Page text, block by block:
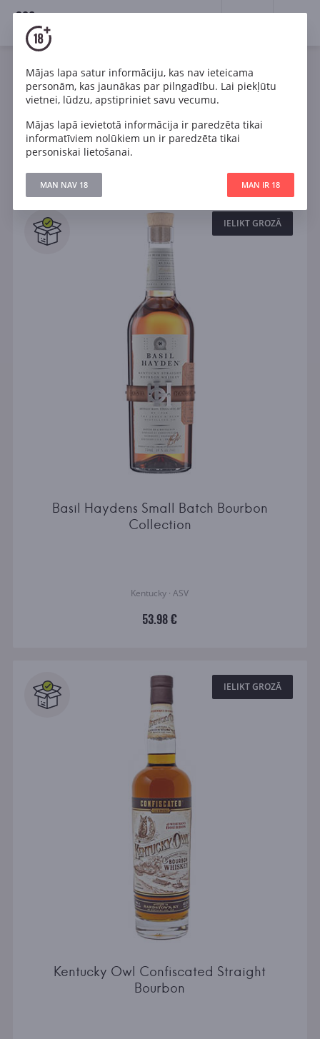
18+
Viss viskijs Blended Sibgle malt
Filtri
Meklēt
Visi IELIKT GROZĀ
Basil Haydens Small Batch Bourbon
Collection
Kentucky · ASV
53.98 €
IELIKT GROZĀ
Kentucky Owl Confiscated Straight
Bourbon
Mājas lapa satur informāciju, kas nav ieteicama
personām, kas jaunākas par pilngadību. Lai piekļūtu
vietnei, lūdzu, apstipriniet savu vecumu.
Mājas lapā ievietotā informācija ir paredzēta tikai
informatīviem nolūkiem un ir paredzēta tikai
personiskai lietošanai.
MAN NAV 18 MAN IR 18